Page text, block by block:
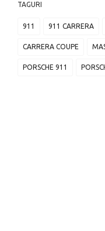
TAGURI
911 911 CARRERA
CARRERA COUPE
PORSCHE 911